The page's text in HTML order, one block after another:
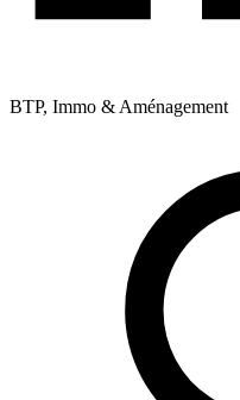
BTP, Immo & Aménagement